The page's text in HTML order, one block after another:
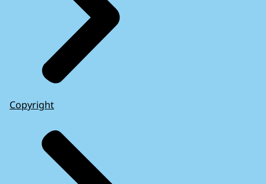
Copyright